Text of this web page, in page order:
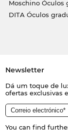
Moschino Óculos
DITA Óculos
Newsletter
Dá um toque de
ofertas exclusivas
You can find